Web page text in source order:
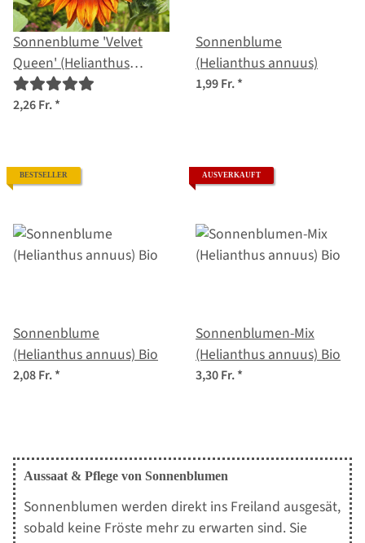
Sonnenblume 'Velvet
Queen' (Helianthus
annuus) Bio Saatgut
2,26 Fr.*
Sonnenblume
(Helianthus annuus)
1,99 Fr.*
BESTSELLER
Sonnenblume
(Helianthus annuus) Bio
2,08 Fr.*
AUSVERKAUFT
Sonnenblumen-Mix
(Helianthus annuus) Bio
3,30 Fr.*
Aussaat & Pflege von Sonnenblumen
Sonnenblumen werden direkt ins Freiland ausgesät,
sobald keine Fröste mehr zu erwarten sind. Sie